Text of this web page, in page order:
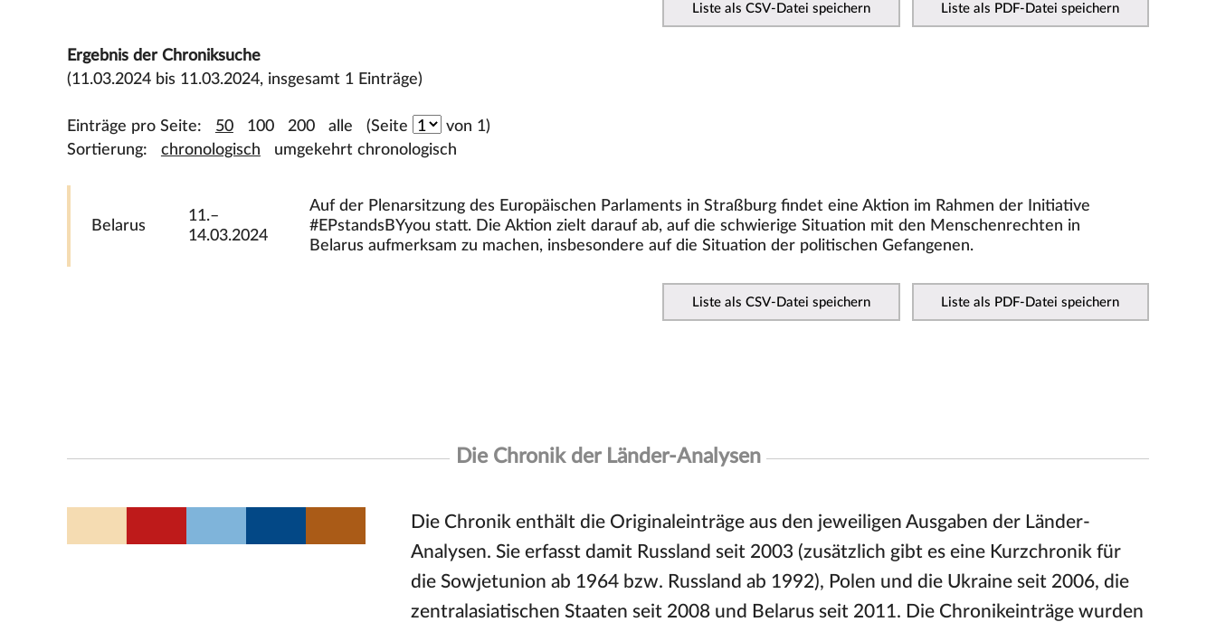
Liste als CSV-Datei speichern Liste als PDF-Datei speichern
Ergebnis der Chroniksuche
(11.03.2024 bis 11.03.2024, insgesamt 1 Einträge)
Einträge pro Seite: 50 100 200 alle (Seite
von 1)
Sortierung: chronologisch umgekehrt chronologisch
Belarus
11.–
14.03.2024
Auf der Plenarsitzung des Europäischen Parlaments in Straßburg findet eine Aktion im Rahmen der Initiative
#EPstandsBYyou statt. Die Aktion zielt darauf ab, auf die schwierige Situation mit den Menschenrechten in
Belarus aufmerksam zu machen, insbesondere auf die Situation der politischen Gefangenen.
Liste als CSV-Datei speichern Liste als PDF-Datei speichern
Die Chronik der Länder-Analysen
Die Chronik enthält die Originaleinträge aus den jeweiligen Ausgaben der Länder-
Analysen. Sie erfasst damit Russland seit 2003 (zusätzlich gibt es eine Kurzchronik für
die Sowjetunion ab 1964 bzw. Russland ab 1992), Polen und die Ukraine seit 2006, die
zentralasiatischen Staaten seit 2008 und Belarus seit 2011. Die Chronikeinträge wurden